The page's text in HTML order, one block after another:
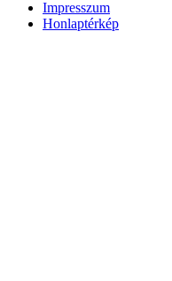
Impresszum
Honlaptérkép